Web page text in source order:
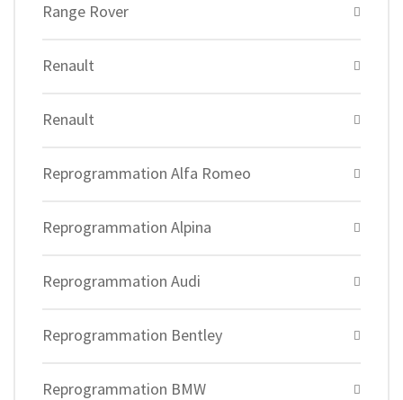
Range Rover
Renault
Renault
Reprogrammation Alfa Romeo
Reprogrammation Alpina
Reprogrammation Audi
Reprogrammation Bentley
Reprogrammation BMW